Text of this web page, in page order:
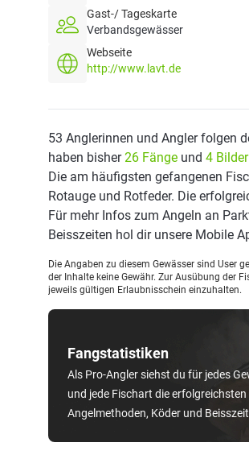
Gast-/ Tageskarte
Verbandsgewässer
Webseite
http://www.lavt.de
Fangstatistiken
Als Pro-Angler siehst du für jedes
und jede Fischart die erfolgreichsten
Angelmethoden, Köder und
53 Anglerinnen und Angler folgen
haben bisher26 Fänge und 4 Bilder
Die am häufigsten gefangenen
Rotauge und Rotfeder. Die
Für mehr Infos zum Angeln an
Beisszeiten hol dir unsere Mobile
Die Angaben zu diesem Gewässer sind User
der Inhalte keine Gewähr. Zur Ausübung der
jeweils gültigen Erlaubnisschein einzuhalten.